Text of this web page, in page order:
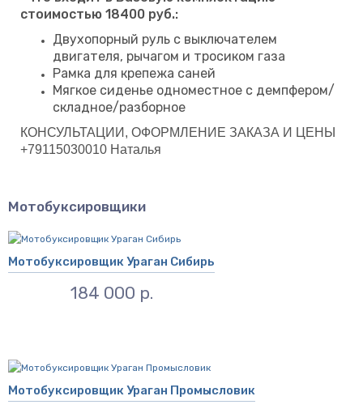
стоимостью 18400 руб.:
Двухопорный руль с выключателем
двигателя, рычагом и тросиком газа
Рамка для крепежа саней
Мягкое сиденье одноместное с демпфером/
складное/разборное
КОНСУЛЬТАЦИИ, ОФОРМЛЕНИЕ ЗАКАЗА И ЦЕНЫ
+79115030010 Наталья
Мотобуксировщики
Мотобуксировщик Ураган Сибирь
184 000 р.
Мотобуксировщик Ураган Промысловик